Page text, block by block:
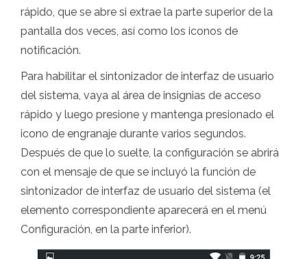
rápido, que se abre si extrae la parte superior de la
pantalla dos veces, así como los iconos de
notificación.
Para habilitar el sintonizador de interfaz de usuario
del sistema, vaya al área de insignias de acceso
rápido y luego presione y mantenga presionado el
icono de engranaje durante varios segundos.
Después de que lo suelte, la configuración se abrirá
con el mensaje de que se incluyó la función de
sintonizador de interfaz de usuario del sistema (el
elemento correspondiente aparecerá en el menú
Configuración, en la parte inferior).